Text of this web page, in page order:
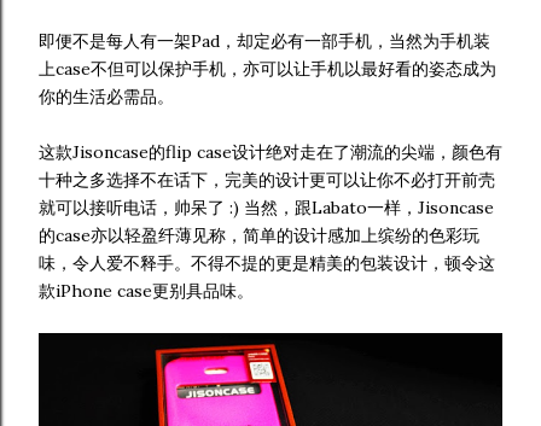
即便不是每人有一架Pad，却定必有一部手机，当然为手机装
上case不但可以保护手机，亦可以让手机以最好看的姿态成为
你的生活必需品。
这款Jisoncase的flip case设计绝对走在了潮流的尖端，颜色有
十种之多选择不在话下，完美的设计更可以让你不必打开前壳
就可以接听电话，帅呆了 :) 当然，跟Labato一样，Jisoncase
的case亦以轻盈纤薄见称，简单的设计感加上缤纷的色彩玩
味，令人爱不释手。不得不提的更是精美的包装设计，顿令这
款iPhone case更别具品味。